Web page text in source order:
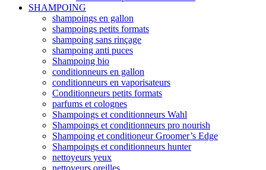
SHAMPOING
shampoings en gallon
shampoings petits formats
shampoing sans rinçage
shampoing anti puces
Shampoing bio
conditionneurs en gallon
conditionneurs en vaporisateurs
Conditionneurs petits formats
parfums et colognes
Shampoings et conditionneurs Wahl
Shampoings et conditionneurs pro nourish
Shampoing et conditioneur Groomer’s Edge
Shampoings et conditionneurs hunter
nettoyeurs yeux
nettoyeurs oreilles